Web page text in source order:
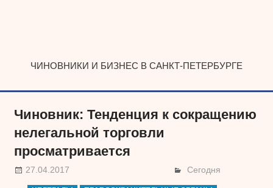
ЧИНОВНИКИ И БИЗНЕС В САНКТ-ПЕТЕРБУРГЕ
Чиновник: Тенденция к сокращению
нелегальной торговли
просматривается
27.04.2017 Сегодня